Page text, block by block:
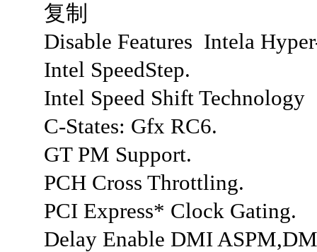
复制
Disable Features Intela Hyper-
Intel SpeedStep.
Intel Speed Shift Technology
C-States: Gfx RC6.
GT PM Support.
PCH Cross Throttling.
PCI Express* Clock Gating.
Delay Enable DMI